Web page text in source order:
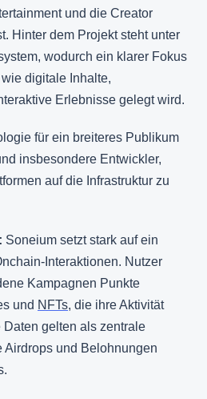
und die Creator
Hinter dem Projekt steht unter
wodurch ein klarer Fokus
digitale Inhalte,
Erlebnisse gelegt wird.
für ein breiteres Publikum
insbesondere Entwickler,
auf die Infrastruktur zu
Soneium setzt stark auf ein
Interaktionen. Nutzer
Kampagnen Punkte
und NFTs, die ihre Aktivität
gelten als zentrale
Airdrops und Belohnungen